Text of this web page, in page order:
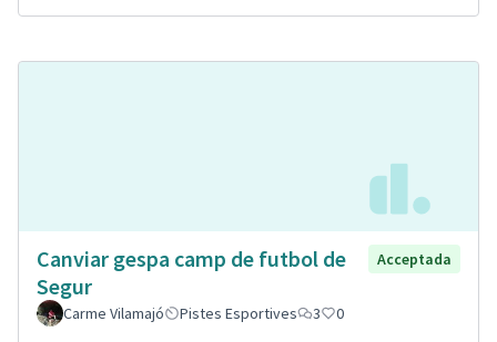
Canviar gespa camp de futbol de
Segur
Acceptada
Carme Vilamajó Pistes Esportives 3 0